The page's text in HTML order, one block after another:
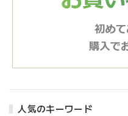
人気のキーワード